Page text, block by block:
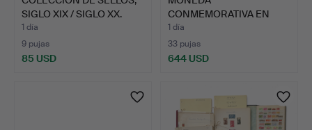
SIGLO XIX / SIGLO XX.
1 día
9 pujas
85 USD
CONMEMORATIVA EN
ESTUCHE, plata, As…
1 día
33 pujas
644 USD